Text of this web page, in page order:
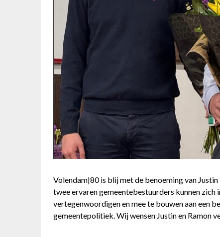
Volendam|80 is blij met de benoeming van
twee ervaren gemeentebestuurders kunnen
vertegenwoordigen en mee te bouwen aan een
gemeentepolitiek. Wij wensen Justin en Ramon